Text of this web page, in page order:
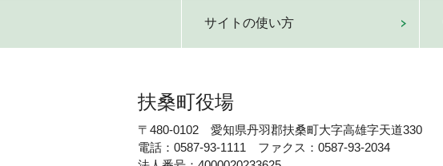
サイトの使い方
扶桑町役場
〒480-0102 愛知県丹羽郡扶桑町大字高雄字天道330
電話：0587-93-1111 ファクス：0587-93-2034